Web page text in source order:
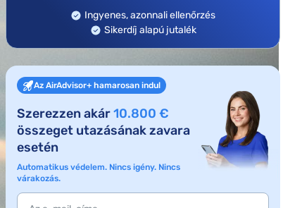
Ingyenes, azonnali ellenőrzés
Sikerdíj alapú jutalék
Az AirAdvisor+ hamarosan indul
Szerezzen akár10.800 €
összeget utazásának zavara
esetén
Automatikus védelem. Nincs igény. Nincs
várakozás.